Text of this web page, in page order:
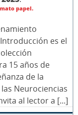
papel.
es el
15 años de
de la
Neurociencias
al lector a [...]